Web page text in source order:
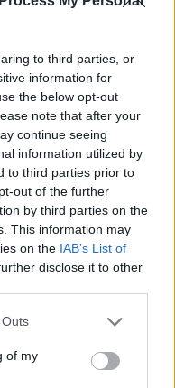
to third parties, or
information for
the below opt-out
note that after your
continue seeing
information utilized by
to third parties prior to
out of the further
by third parties on the
This information may
on the IAB’s List of
disclose it to other
of my
"Ja neizģērbsies, vaļā